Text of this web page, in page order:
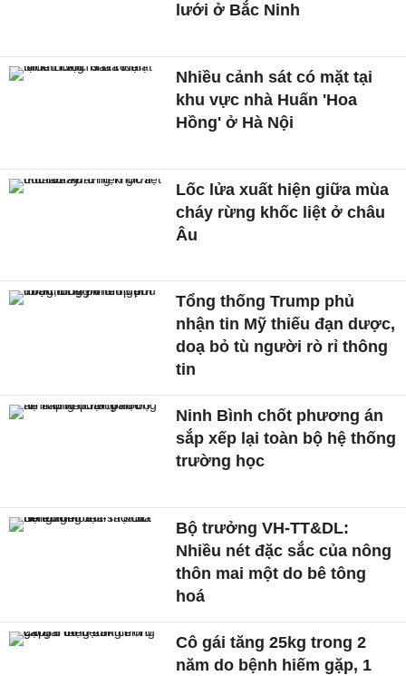
lưới ở Bắc Ninh
Nhiều cảnh sát có mặt tại
khu vực nhà Huấn 'Hoa
Hồng' ở Hà Nội
Lốc lửa xuất hiện giữa mùa
cháy rừng khốc liệt ở châu
Âu
Tổng thống Trump phủ
nhận tin Mỹ thiếu đạn dược,
doạ bỏ tù người rò rỉ thông
tin
Ninh Bình chốt phương án
sắp xếp lại toàn bộ hệ thống
trường học
Bộ trưởng VH-TT&DL:
Nhiều nét đặc sắc của nông
thôn mai một do bê tông
hoá
Cô gái tăng 25kg trong 2
năm do bệnh hiếm gặp, 1